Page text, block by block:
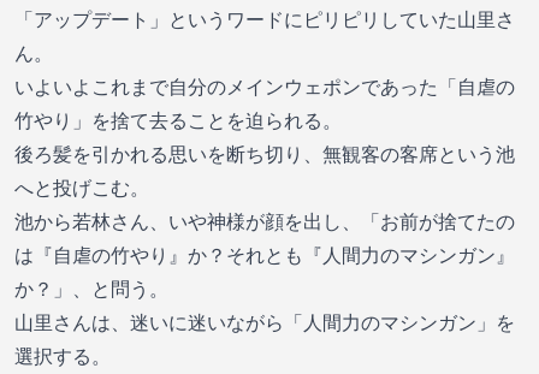
「アップデート」というワードにピリピリしていた山里さ
ん。
いよいよこれまで自分のメインウェポンであった「自虐の
竹やり」を捨て去ることを迫られる。
後ろ髪を引かれる思いを断ち切り、無観客の客席という池
へと投げこむ。
池から若林さん、いや神様が顔を出し、「お前が捨てたの
は『自虐の竹やり』か？それとも『人間力のマシンガン』
か？」、と問う。
山里さんは、迷いに迷いながら「人間力のマシンガン」を
選択する。